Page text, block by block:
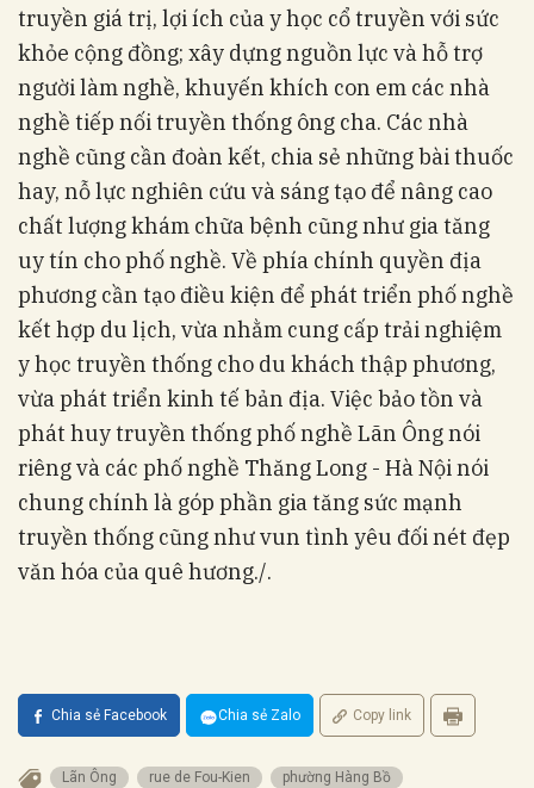
truyền giá trị, lợi ích của y học cổ truyền với sức
khỏe cộng đồng; xây dựng nguồn lực và hỗ trợ
người làm nghề, khuyến khích con em các nhà
nghề tiếp nối truyền thống ông cha. Các nhà
nghề cũng cần đoàn kết, chia sẻ những bài thuốc
hay, nỗ lực nghiên cứu và sáng tạo để nâng cao
chất lượng khám chữa bệnh cũng như gia tăng
uy tín cho phố nghề. Về phía chính quyền địa
phương cần tạo điều kiện để phát triển phố nghề
kết hợp du lịch, vừa nhằm cung cấp trải nghiệm
y học truyền thống cho du khách thập phương,
vừa phát triển kinh tế bản địa. Việc bảo tồn và
phát huy truyền thống phố nghề Lãn Ông nói
riêng và các phố nghề Thăng Long - Hà Nội nói
chung chính là góp phần gia tăng sức mạnh
truyền thống cũng như vun tình yêu đối nét đẹp
văn hóa của quê hương./.
Chia sẻ Facebook Chia sẻ Zalo Copy link
Lãn Ông rue de Fou-Kien
phường Hàng Bồ